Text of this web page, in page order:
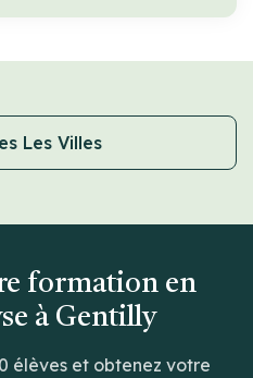
Les Villes
formation en
à Gentilly
élèves et obtenez votre